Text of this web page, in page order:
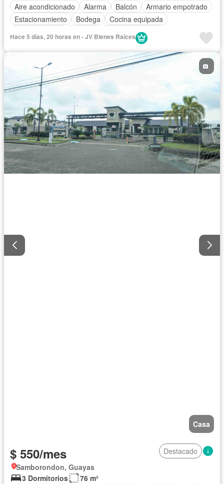
Aire acondicionado
Alarma Balcón
Armario empotrado
Estacionamiento
Bodega
Cocina equipada
Vista panorámica
Conserje
Acceso para personas con discapacidad
Jardín
Parrilla
Garita de guardianía
Gimnasio Seguridad
Cancha de tenis
Wifi Sin amoblar
Hace 5 días, 20 horas en - JV Bienes Raíces
Casa
$ 550/mes
Destacado
Samborondon, Guayas
3 Dormitorios
76 m²